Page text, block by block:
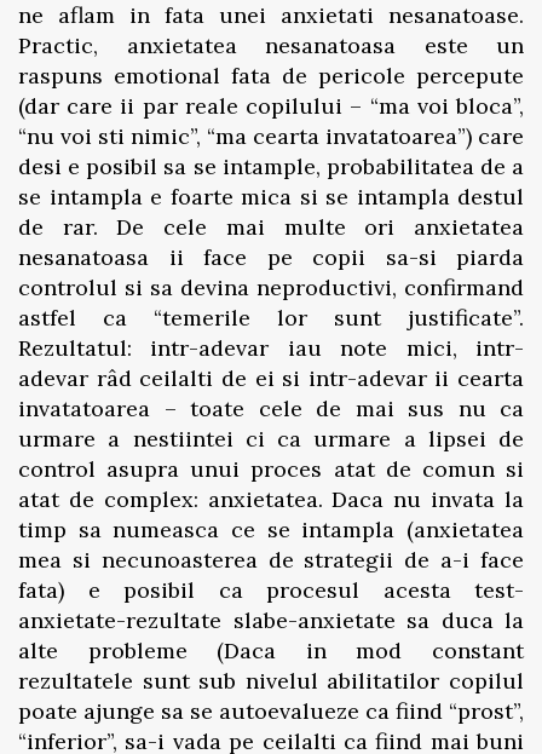
ne aflam in fata unei anxietati nesanatoase.
Practic, anxietatea nesanatoasa este un
raspuns emotional fata de pericole percepute
(dar care ii par reale copilului – “ma voi bloca”,
“nu voi sti nimic”, “ma cearta invatatoarea”) care
desi e posibil sa se intample, probabilitatea de a
se intampla e foarte mica si se intampla destul
de rar. De cele mai multe ori anxietatea
nesanatoasa ii face pe copii sa-si piarda
controlul si sa devina neproductivi, confirmand
astfel ca “temerile lor sunt justificate”.
Rezultatul: intr-adevar iau note mici, intr-
adevar râd ceilalti de ei si intr-adevar ii cearta
invatatoarea – toate cele de mai sus nu ca
urmare a nestiintei ci ca urmare a lipsei de
control asupra unui proces atat de comun si
atat de complex: anxietatea. Daca nu invata la
timp sa numeasca ce se intampla (anxietatea
mea si necunoasterea de strategii de a-i face
fata) e posibil ca procesul acesta test-
anxietate-rezultate slabe-anxietate sa duca la
alte probleme (Daca in mod constant
rezultatele sunt sub nivelul abilitatilor copilul
poate ajunge sa se autoevalueze ca fiind “prost”,
“inferior”, sa-i vada pe ceilalti ca fiind mai buni